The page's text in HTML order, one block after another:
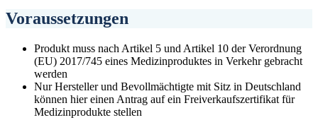
Voraussetzungen
Produkt muss nach Artikel 5 und Artikel 10 der Verordnung
(EU) 2017/745 eines Medizinproduktes in Verkehr gebracht
werden
Nur Hersteller und Bevollmächtigte mit Sitz in Deutschland
können hier einen Antrag auf ein Freiverkaufszertifikat für
Medizinprodukte stellen